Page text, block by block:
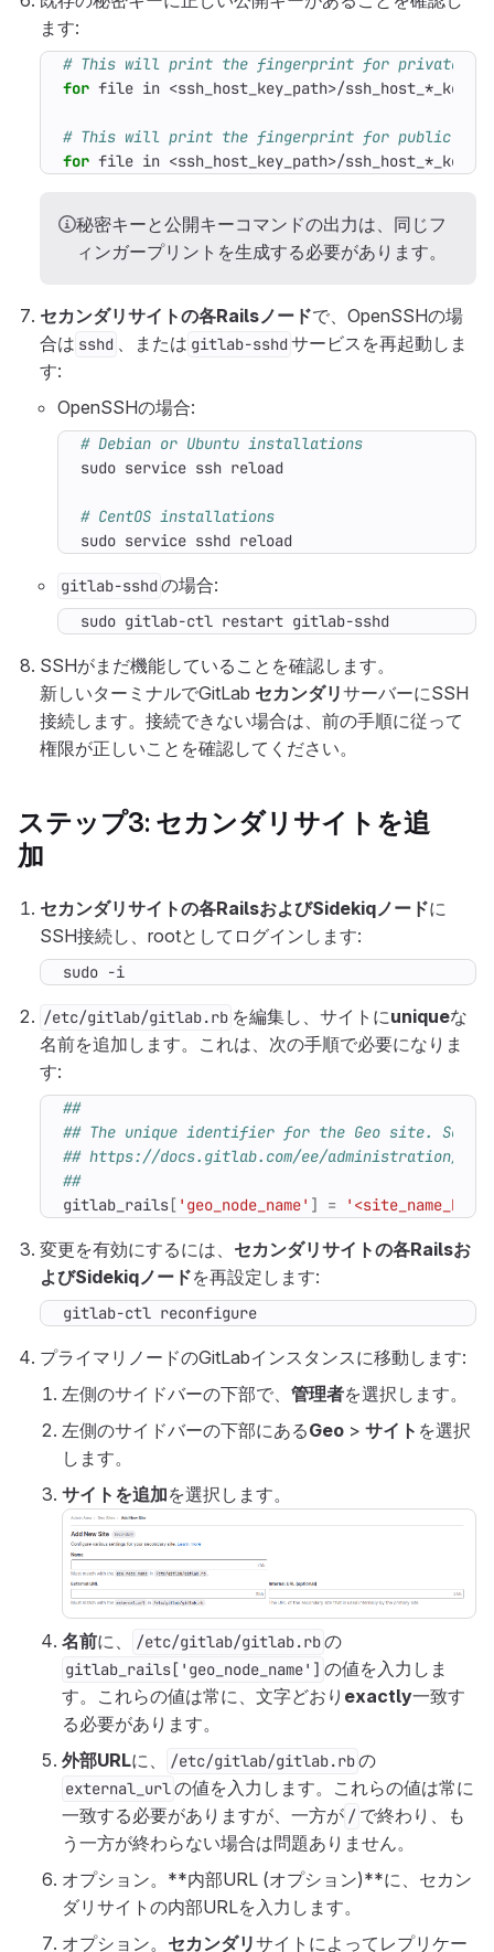
ます:
# This will print the fingerprint for private
for file in <ssh_host_key_path>/ssh_host_*_key
# This will print the fingerprint for public
for file in <ssh_host_key_path>/
秘密キーと公開キーコマンドの出力は、同じフ
ィンガープリントを生成する必要があります。
セカンダリサイトの各Railsノードで、OpenSSHの場
合は sshd 、または gitlab-sshd サービスを再起動しま
す:
OpenSSHの場合:
# Debian or Ubuntu installations
# CentOS installations
sudo service sshd reload
gitlab-sshd の場合:
sudo gitlab-ctl restart gitlab-sshd
SSHがまだ機能していることを確認します。
新しいターミナルでGitLab セカンダリサーバーにSSH
接続します。接続できない場合は、前の手順に従って
権限が正しいことを確認してください。
ステップ3: セカンダリ サイトを追
加
セカンダリサイトの各RailsおよびSidekiqノードに
SSH接続し、rootとしてログインします:
sudo -i
/etc/gitlab/gitlab.rb を編集し、サイトにuniqueな
名前を追加します。これは、次の手順で必要になりま
す:
##
## The unique identifier for the Geo site. See
## https://docs.gitlab.com/ee/administration/
##
gitlab_rails[ 'geo_node_name' ] =
変更を有効にするには、 セカンダリサイトの各Railsお
よびSidekiqノードを再設定します:
gitlab-ctl reconfigure
プライマリノードのGitLabインスタンスに移動します:
左側のサイドバーの下部で、 管理者を選択します。
左側のサイドバーの下部にあるGeo > サイト を選択
します。
サイトを追加を選択します。
名前に、 /etc/gitlab/gitlab.rbの
gitlab_rails['geo_node_name'] の値を入力しま
す。これらの値は常に、文字どおり exactly一致す
る必要があります。
外部URLに、 /etc/gitlab/gitlab.rbの
external_urlの値を入力します。これらの値は常に
一致する必要がありますが、一方が / で終わり、も
う一方が終わらない場合は問題ありません。
オプション。**内部URL (オプション)**に、セカン
ダリサイトの内部URLを入力します。
オプション。 セカンダリサイトによってレプリケー